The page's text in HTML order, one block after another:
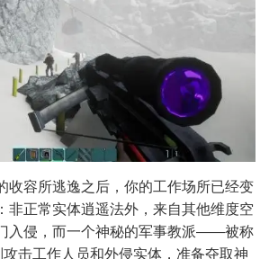
收容所逃逸之后，你的工作场所已经变
非正常实体逍遥法外，来自其他维度空
入侵，而一个神秘的军事教派——被称
击工作人员和外侵实体，准备夺取神